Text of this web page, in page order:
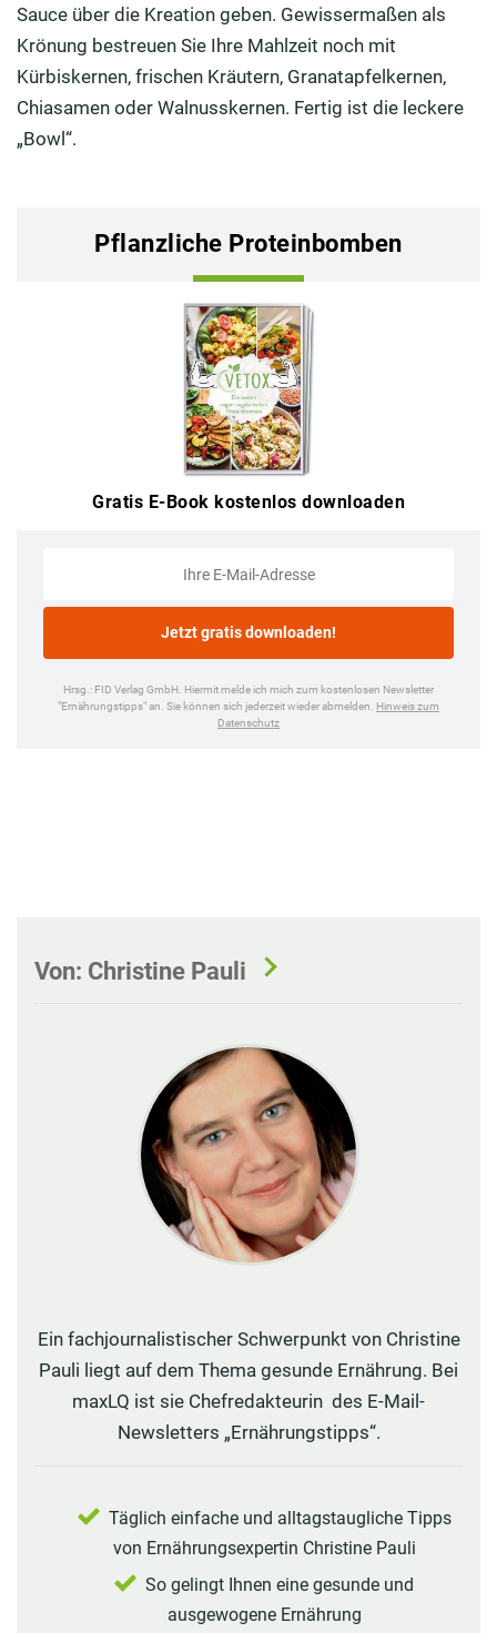
Sauce über die Kreation geben. Gewissermaßen als
Krönung bestreuen Sie Ihre Mahlzeit noch mit
Kürbiskernen, frischen Kräutern, Granatapfelkernen,
Chiasamen oder Walnusskernen. Fertig ist die leckere
„Bowl“.
Von: Christine Pauli
Ein fachjournalistischer Schwerpunkt von Christine
Pauli liegt auf dem Thema gesunde Ernährung. Bei
maxLQ ist sie Chefredakteurin des E-Mail-
Newsletters „Ernährungstipps“.
Täglich einfache und alltagstaugliche Tipps
von Ernährungsexpertin Christine Pauli
So gelingt Ihnen eine gesunde und
ausgewogene Ernährung